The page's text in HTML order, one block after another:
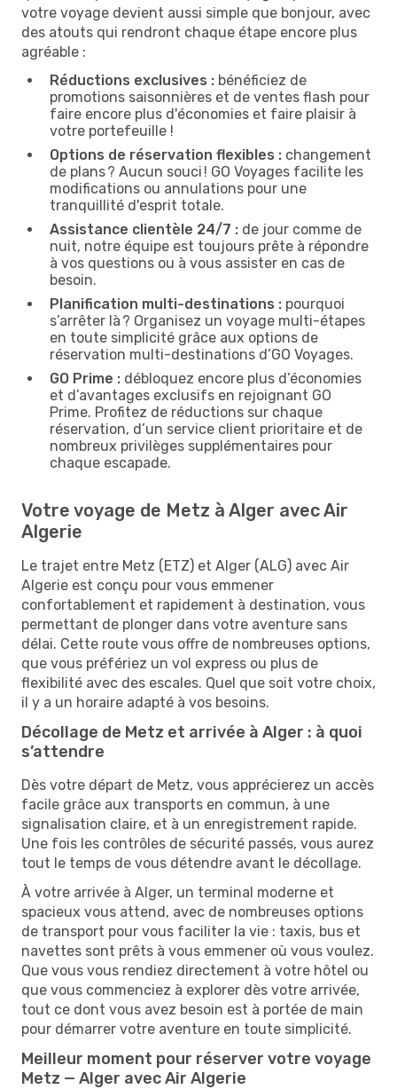
votre voyage devient aussi simple que bonjour, avec
des atouts qui rendront chaque étape encore plus
agréable :
Réductions exclusives : bénéficiez de
promotions saisonnières et de ventes flash pour
faire encore plus d'économies et faire plaisir à
votre portefeuille !
Options de réservation flexibles : changement
de plans ? Aucun souci ! GO Voyages facilite les
modifications ou annulations pour une
tranquillité d'esprit totale.
Assistance clientèle 24/7 : de jour comme de
nuit, notre équipe est toujours prête à répondre
à vos questions ou à vous assister en cas de
besoin.
Planification multi-destinations : pourquoi
s’arrêter là ? Organisez un voyage multi-étapes
en toute simplicité grâce aux options de
réservation multi-destinations d’GO Voyages.
GO Prime : débloquez encore plus d’économies
et d’avantages exclusifs en rejoignant GO
Prime. Profitez de réductions sur chaque
réservation, d’un service client prioritaire et de
nombreux privilèges supplémentaires pour
chaque escapade.
Votre voyage de Metz à Alger avec Air
Algerie
Le trajet entre Metz (ETZ) et Alger (ALG) avec Air
Algerie est conçu pour vous emmener
confortablement et rapidement à destination, vous
permettant de plonger dans votre aventure sans
délai. Cette route vous offre de nombreuses options,
que vous préfériez un vol express ou plus de
flexibilité avec des escales. Quel que soit votre choix,
il y a un horaire adapté à vos besoins.
Décollage de Metz et arrivée à Alger : à quoi
s’attendre
Dès votre départ de Metz, vous apprécierez un accès
facile grâce aux transports en commun, à une
signalisation claire, et à un enregistrement rapide.
Une fois les contrôles de sécurité passés, vous aurez
tout le temps de vous détendre avant le décollage.
À votre arrivée à Alger, un terminal moderne et
spacieux vous attend, avec de nombreuses options
de transport pour vous faciliter la vie : taxis, bus et
navettes sont prêts à vous emmener où vous voulez.
Que vous vous rendiez directement à votre hôtel ou
que vous commenciez à explorer dès votre arrivée,
tout ce dont vous avez besoin est à portée de main
pour démarrer votre aventure en toute simplicité.
Meilleur moment pour réserver votre voyage
Metz — Alger avec Air Algerie